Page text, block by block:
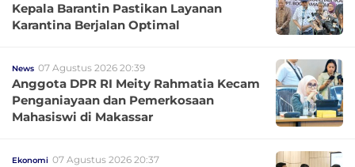
Kepala Barantin Pastikan Layanan
Karantina Berjalan Optimal
News 07 Agustus 2026 20:39
Anggota DPR RI Meity Rahmatia Kecam
Penganiayaan dan Pemerkosaan
Mahasiswi di Makassar
Ekonomi 07 Agustus 2026 20:37